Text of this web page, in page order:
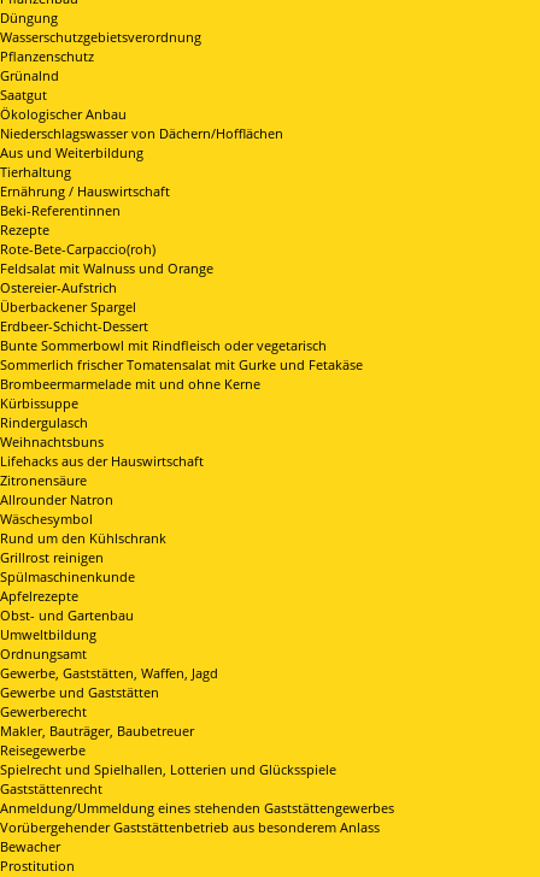
Düngung
Wasserschutzgebietsverordnung
Pflanzenschutz
Grünalnd
Saatgut
Ökologischer Anbau
Niederschlagswasser von Dächern/Hofflächen
Aus und Weiterbildung
Tierhaltung
Ernährung / Hauswirtschaft
Beki-Referentinnen
Rezepte
Rote-Bete-Carpaccio(roh)
Feldsalat mit Walnuss und Orange
Ostereier-Aufstrich
Überbackener Spargel
Erdbeer-Schicht-Dessert
Bunte Sommerbowl mit Rindfleisch oder vegetarisch
Sommerlich frischer Tomatensalat mit Gurke und Fetakäse
Brombeermarmelade mit und ohne Kerne
Kürbissuppe
Rindergulasch
Weihnachtsbuns
Lifehacks aus der Hauswirtschaft
Zitronensäure
Allrounder Natron
Wäschesymbol
Rund um den Kühlschrank
Grillrost reinigen
Spülmaschinenkunde
Apfelrezepte
Obst- und Gartenbau
Umweltbildung
Ordnungsamt
Gewerbe, Gaststätten, Waffen, Jagd
Gewerbe und Gaststätten
Gewerberecht
Makler, Bauträger, Baubetreuer
Reisegewerbe
Spielrecht und Spielhallen, Lotterien und Glücksspiele
Gaststättenrecht
Anmeldung/Ummeldung eines stehenden Gaststättengewerbes
Vorübergehender Gaststättenbetrieb aus besonderem Anlass
Bewacher
Prostitution